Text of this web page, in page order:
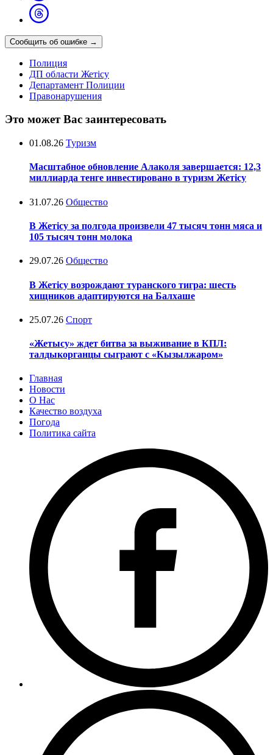
Сообщить об ошибке →
Полиция
ДП области Жетісу
Департамент Полиции
Правонарушения
Это может Вас заинтересовать
01.08.26 Туризм
Масштабное обновление Алаколя завершается: 12,3
миллиарда тенге инвестировано в туризм Жетісу
31.07.26 Общество
В Жетісу за полгода произвели 47 тысяч тонн мяса и
105 тысяч тонн молока
29.07.26 Общество
В Жетісу возрождают туранского тигра: шесть
хищников адаптируются на Балхаше
25.07.26 Спорт
«Жетысу» ждет битва за выживание в КПЛ:
талдыкорганцы сыграют с «Кызылжаром»
Главная
Новости
О Нас
Качество воздуха
Погода
Политика сайта